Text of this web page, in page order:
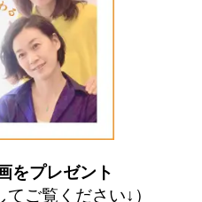
をプレゼント
てご覧ください↓）